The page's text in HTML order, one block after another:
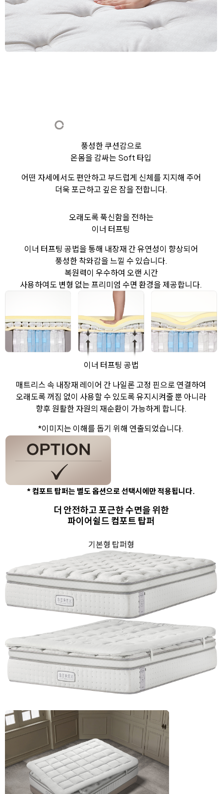
풍성한 쿠션감으로
온몸을 감싸는 Soft 타입
어떤 자세에서도 편안하고 부드럽게 신체를 지지해 주어
더욱 포근하고 깊은 잠을 전합니다.
오래도록 푹신함을 전하는
이너 터프팅
이너 터프팅 공법을 통해 내장재 간 유연성이 향상되어
풍성한 착와감을 느낄 수 있습니다.
복원력이 우수하여 오랜 시간
사용하여도 변형 없는 프리미엄 수면 환경을 제공합니다.
이너 터프팅 공법
매트리스 속 내장재 레이어 간 나일론 고정 핀으로 연결하여
오래도록 꺼짐 없이 사용할 수 있도록 유지시켜줄 뿐 아니라
향후 원활한 자원의 재순환이 가능하게 합니다.
*이미지는 이해를 돕기 위해 연출되었습니다.
* 컴포트 탑퍼는 별도 옵션으로 선택시에만 적용됩니다.
더 안전하고 포근한 수면을 위한
파이어쉴드 컴포트 탑퍼
기본형 탑퍼형